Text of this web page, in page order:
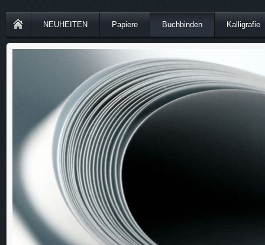
NEUHEITEN Papiere Buchbinden Kalligrafie